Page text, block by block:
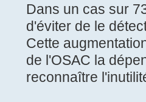
Dans un cas sur
d'éviter de le
Cette
de l'OSAC la
reconnaître